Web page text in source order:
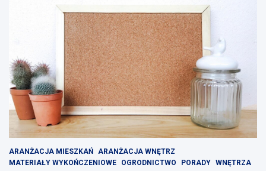
ARANŻACJA MIESZKAŃ ARANŻACJA WNĘTRZ
MATERIAŁY WYKOŃCZENIOWE
OGRODNICTWO PORADY WNĘTRZA